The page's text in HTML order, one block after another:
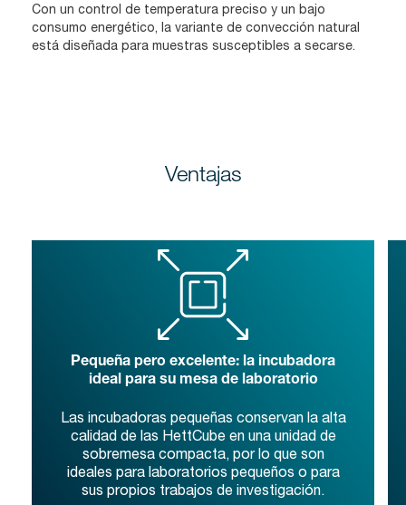
Con un control de temperatura preciso y un bajo
consumo energético, la variante de convección natural
está diseñada para muestras susceptibles a secarse.
Ventajas
Pequeña pero excelente: la incubadora
ideal para su mesa de laboratorio
Las incubadoras pequeñas conservan la alta
calidad de las HettCube en una unidad de
sobremesa compacta, por lo que son
ideales para laboratorios pequeños o para
sus propios trabajos de investigación.